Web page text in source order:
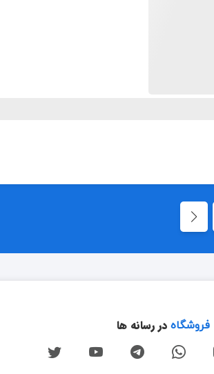
فروشگاه در رسانه ها